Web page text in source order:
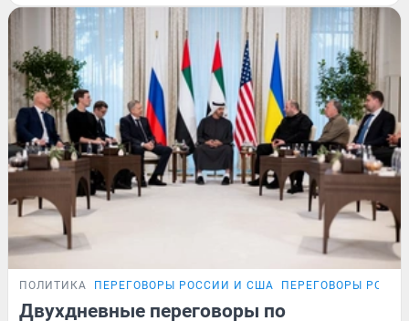
ПОЛИТИКА ПЕРЕГОВОРЫ РОССИИ И США ПЕРЕГОВОРЫ
Двухдневные переговоры по